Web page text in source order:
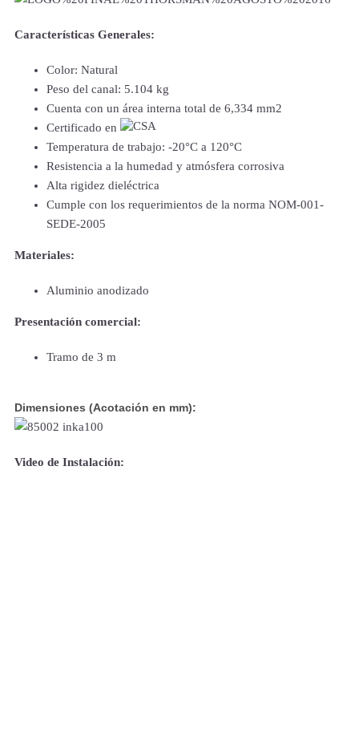
Características Generales:
Color: Natural
Peso del canal: 5.104 kg
Cuenta con un área interna total de 6,334 mm2
Certificado en
Temperatura de trabajo: -20°C a 120°C
Resistencia a la humedad y atmósfera corrosiva
Alta rigidez dieléctrica
Cumple con los requerimientos de la norma NOM-001-
SEDE-2005
Materiales:
Aluminio anodizado
Presentación comercial:
Tramo de 3 m
Dimensiones (Acotación en mm):
Video de Instalación: